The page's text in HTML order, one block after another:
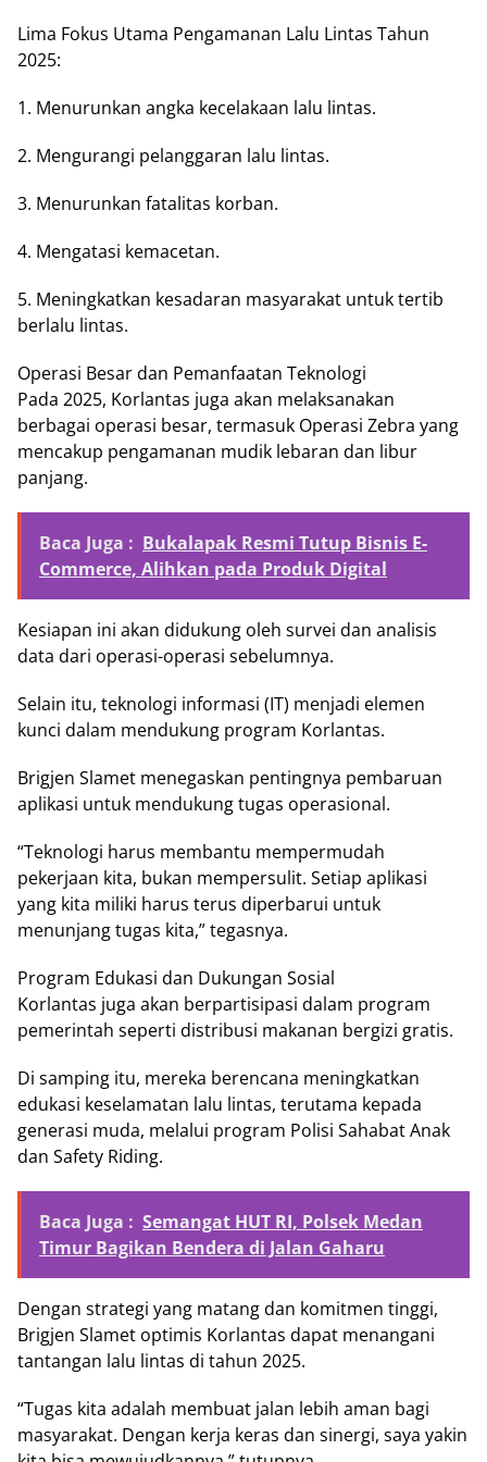
Lima Fokus Utama Pengamanan Lalu Lintas Tahun
2025:
1. Menurunkan angka kecelakaan lalu lintas.
2. Mengurangi pelanggaran lalu lintas.
3. Menurunkan fatalitas korban.
4. Mengatasi kemacetan.
5. Meningkatkan kesadaran masyarakat untuk tertib
berlalu lintas.
Operasi Besar dan Pemanfaatan Teknologi
Pada 2025, Korlantas juga akan melaksanakan
berbagai operasi besar, termasuk Operasi Zebra yang
mencakup pengamanan mudik lebaran dan libur
panjang.
Baca Juga : Bukalapak Resmi Tutup Bisnis E-
Commerce, Alihkan pada Produk Digital
Kesiapan ini akan didukung oleh survei dan analisis
data dari operasi-operasi sebelumnya.
Selain itu, teknologi informasi (IT) menjadi elemen
kunci dalam mendukung program Korlantas.
Brigjen Slamet menegaskan pentingnya pembaruan
aplikasi untuk mendukung tugas operasional.
“Teknologi harus membantu mempermudah
pekerjaan kita, bukan mempersulit. Setiap aplikasi
yang kita miliki harus terus diperbarui untuk
menunjang tugas kita,” tegasnya.
Program Edukasi dan Dukungan Sosial
Korlantas juga akan berpartisipasi dalam program
pemerintah seperti distribusi makanan bergizi gratis.
Di samping itu, mereka berencana meningkatkan
edukasi keselamatan lalu lintas, terutama kepada
generasi muda, melalui program Polisi Sahabat Anak
dan Safety Riding.
Baca Juga : Semangat HUT RI, Polsek Medan
Timur Bagikan Bendera di Jalan Gaharu
Dengan strategi yang matang dan komitmen tinggi,
Brigjen Slamet optimis Korlantas dapat menangani
tantangan lalu lintas di tahun 2025.
“Tugas kita adalah membuat jalan lebih aman bagi
masyarakat. Dengan kerja keras dan sinergi, saya yakin